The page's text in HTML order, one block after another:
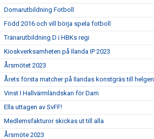
Domarutbildning Fotboll
Född 2016 och vill börja spela fotboll
Tränarutbildning D i HBKs regi
Kioskverksamheten på Ilanda IP 2023
Årsmötet 2023
Årets första matcher på Ilandas konstgräs till helgen
Vinst I Hallvärmländskan för Dam
Ella uttagen av SvFF!
Medlemsfakturor skickas ut till alla
Årsmöte 2023